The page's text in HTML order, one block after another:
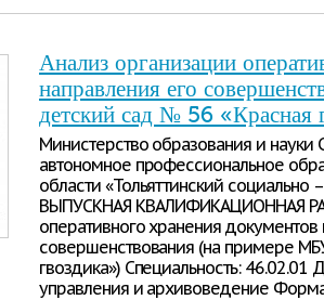
Анализ организации
направления его
детский сад № 56 «Красная
Министерство образования и науки
автономное профессиональное
области «Тольяттинский социально
ВЫПУСКНАЯ КВАЛИФИКАЦИОННАЯ
оперативного хранения документов
совершенствования (на примере
гвоздика») Специальность:
управления и архивоведение